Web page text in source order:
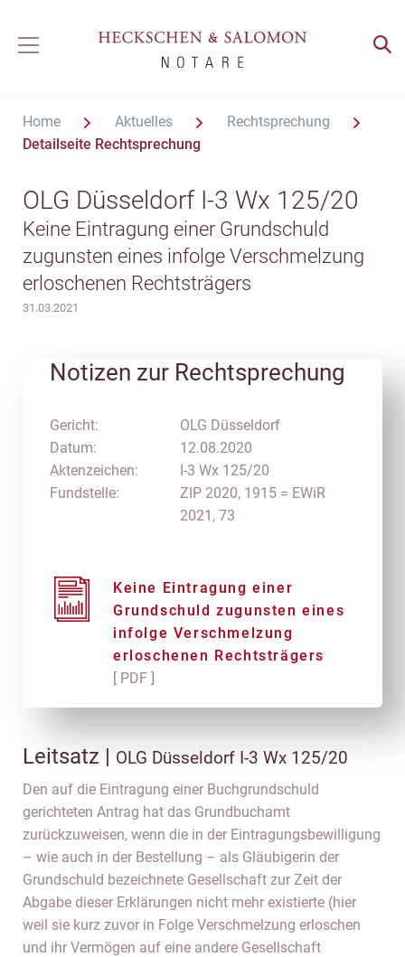
Home Aktuelles
Rechtsprechung
Detailseite Rechtsprechung
OLG Düsseldorf I-3 Wx 125/20
Keine Eintragung einer Grundschuld
zugunsten eines infolge Verschmelzung
erloschenen Rechtsträgers
31.03.2021
Notizen zur Rechtsprechung
Gericht:
Datum:
Aktenzeichen:
Fundstelle:
OLG Düsseldorf
12.08.2020
I-3 Wx 125/20
ZIP 2020, 1915 = EWiR
2021, 73
Keine Eintragung einer
Grundschuld zugunsten eines
infolge Verschmelzung
erloschenen Rechtsträgers
[ PDF ]
Leitsatz | OLG Düsseldorf I-3 Wx 125/20
Den auf die Eintragung einer Buchgrundschuld
gerichteten Antrag hat das Grundbuchamt
zurückzuweisen, wenn die in der Eintragungsbewilligung
– wie auch in der Bestellung – als Gläubigerin der
Grundschuld bezeichnete Gesellschaft zur Zeit der
Abgabe dieser Erklärungen nicht mehr existierte (hier
weil sie kurz zuvor in Folge Verschmelzung erloschen
und ihr Vermögen auf eine andere Gesellschaft